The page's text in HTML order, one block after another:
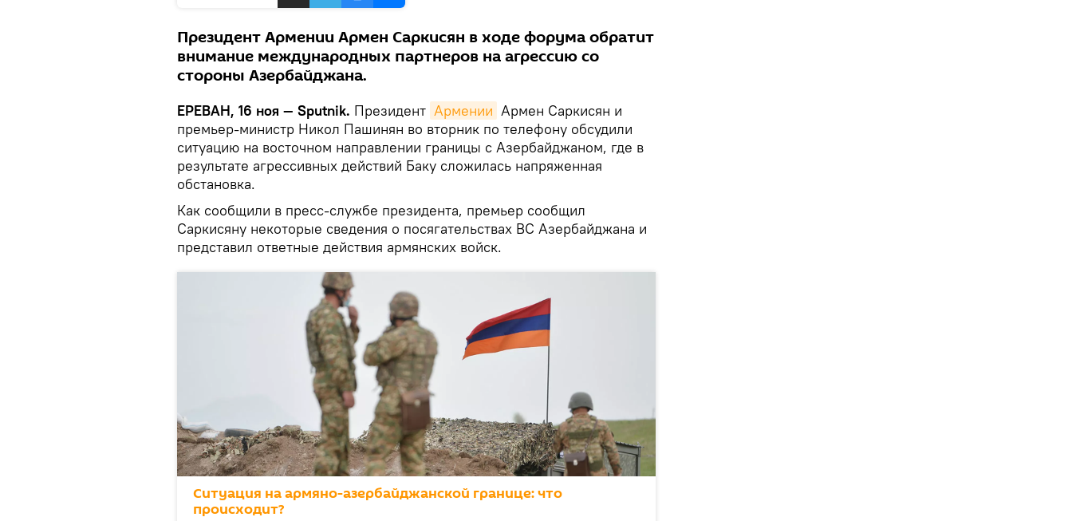
Президент Армении Армен Саркисян в ходе форума обратит
внимание международных партнеров на агрессию со
стороны Азербайджана.
ЕРЕВАН, 16 ноя — Sputnik. Президент Армении Армен Саркисян и
премьер-министр Никол Пашинян во вторник по телефону обсудили
ситуацию на восточном направлении границы с Азербайджаном, где в
результате агрессивных действий Баку сложилась напряженная
обстановка.
Как сообщили в пресс-службе президента, премьер сообщил
Саркисяну некоторые сведения о посягательствах ВС Азербайджана и
представил ответные действия армянских войск.
Ситуация на армяно-азербайджанской границе: что
происходит?